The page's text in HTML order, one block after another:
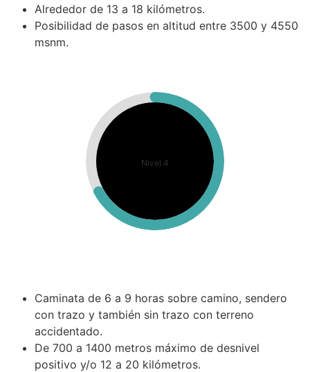
Alrededor de 13 a 18 kilómetros.
Posibilidad de pasos en altitud entre 3500 y 4550
msnm.
Nivel 4
Caminata de 6 a 9 horas sobre camino, sendero
con trazo y también sin trazo con terreno
accidentado.
De 700 a 1400 metros máximo de desnivel
positivo y/o 12 a 20 kilómetros.